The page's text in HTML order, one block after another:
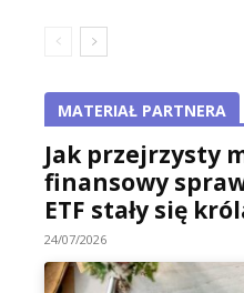
MATERIAŁ PARTNERA
Jak przejrzysty
finansowy
ETF stały się
24/07/2026